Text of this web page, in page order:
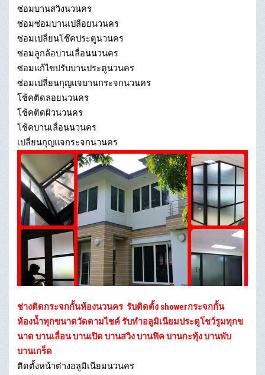
ซ่อมบานสวิงนวนคร
ซ่อมซ่อมบานเปลือยนวนคร
ซ่อมเปลี่ยนโช๊คประตูนวนคร
ซ่อมลูกล้อบานเลื่อนนวนคร
ซ่อมแก้ไขปรับบานประตูนวนคร
ซ่อมเปลี่ยนกุญแจบานกระจกนวนคร
โช้คติดลอยนวนคร
โช้คติดผิวนวนคร
โช้คบานเลื่อนนวนคร
เปลี่ยนกุญแจกระจกนวนคร
ช่างติดกระจกกั้นห้องนวนคร รับติดตั้ง showerกระจกกั้น
ห้องน้ำทุกขนาดวัดตามไชค์ รับทำอลูมิเนียมประตูโชว์รูมทุกข
นาด บานเลื่อน บานเปิด บานสวิง บานฟิค บานกะทุ้ง บานพับ
บานเกร็ด
ติดตั้งหน้าต่างอลูมิเนียมนวนคร